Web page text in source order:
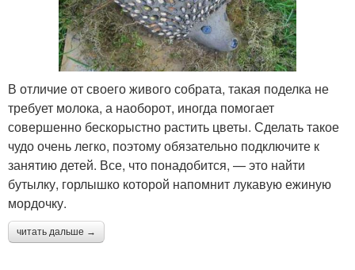
В отличие от своего живого собрата, такая поделка не
требует молока, а наоборот, иногда помогает
совершенно бескорыстно растить цветы. Сделать такое
чудо очень легко, поэтому обязательно подключите к
занятию детей. Все, что понадобится, — это найти
бутылку, горлышко которой напомнит лукавую ежиную
мордочку.
читать дальше →